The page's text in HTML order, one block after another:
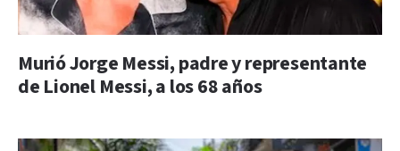
Murió Jorge Messi, padre y representante
de Lionel Messi, a los 68 años